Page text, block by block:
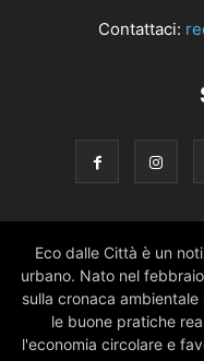
Contattaci:
Eco dalle Città è un
urbano. Nato nel
sulla cronaca
le buone pratiche
l'economia circolare e